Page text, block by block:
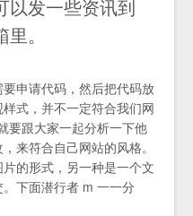
以发一些资讯到
。
申请代码，然后把代码放
式，并不一定符合我们网
要跟大家一起分析一下他
来符合自己网站的风格。
的形式，另一种是一个文
下面潜行者 m 一一分